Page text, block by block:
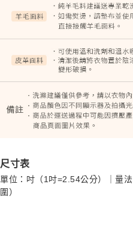
尺寸表
單位：吋（1吋=2.54公分）｜量
圍）